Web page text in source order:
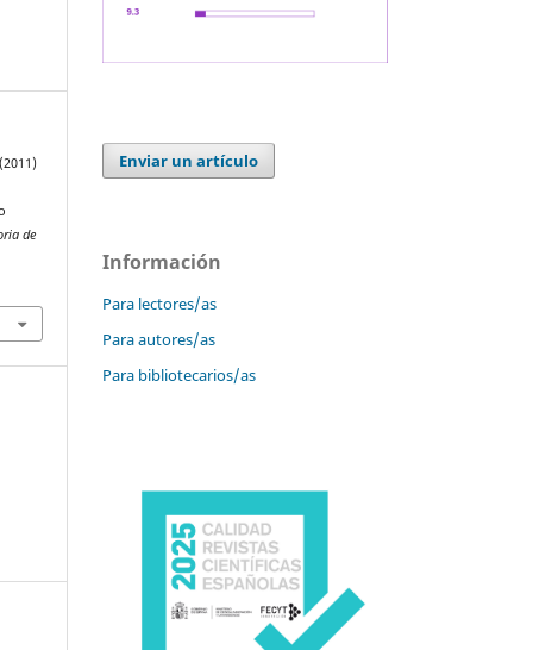
de
Enviar un artículo
Información
Para lectores/as
Para autores/as
Para bibliotecarios/as